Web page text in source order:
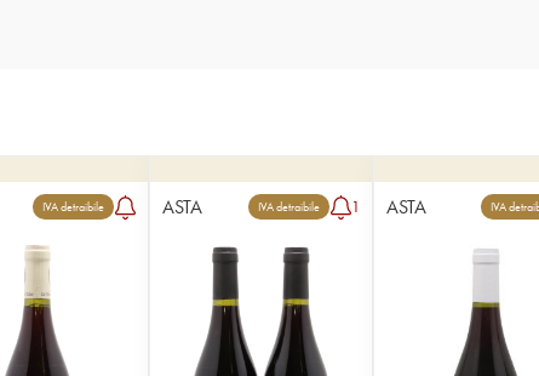
IVA detraibile ASTA IVA detraibile 1 ASTA IVA